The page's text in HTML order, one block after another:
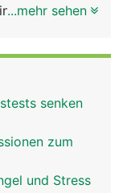
haben
tragen
erfolgt
hat einen
ihm einen
Die
...mehr sehen
senken
zum
und Stress